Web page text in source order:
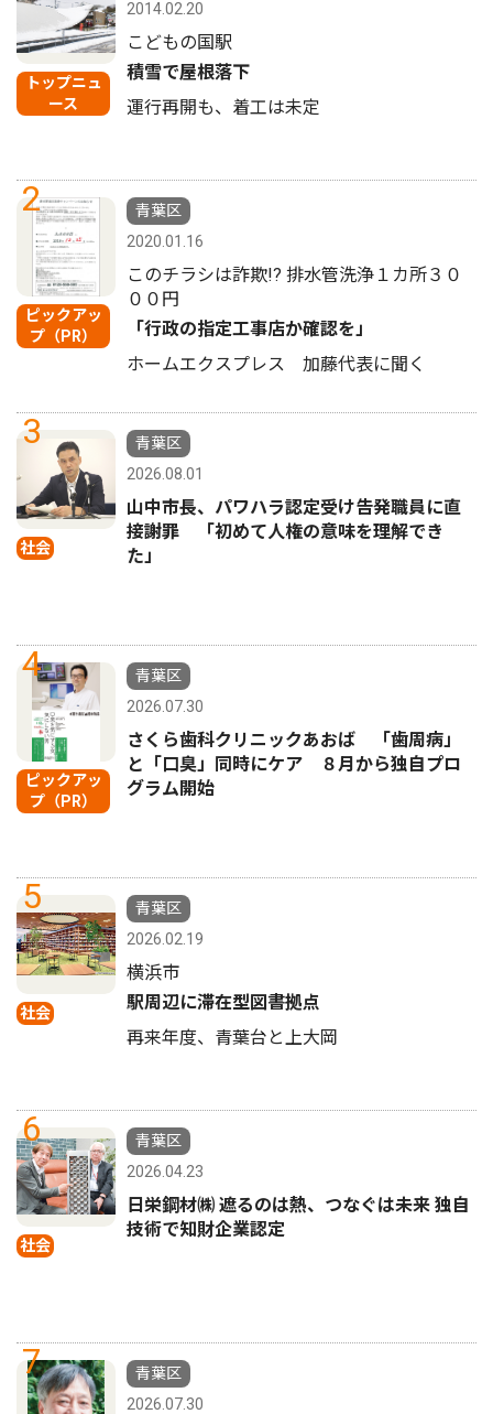
トップニュ
ース
2014.02.20
こどもの国駅
積雪で屋根落下
運行再開も、着工は未定
2
ピックアッ
プ（PR）
青葉区
2020.01.16
このチラシは詐欺!? 排水管洗浄１カ所３０
００円
「行政の指定工事店か確認を」
ホームエクスプレス 加藤代表に聞く
3
社会
青葉区
2026.08.01
山中市長、パワハラ認定受け告発職員に直
接謝罪 「初めて人権の意味を理解でき
た」
4
ピックアッ
プ（PR）
青葉区
2026.07.30
さくら歯科クリニックあおば 「歯周病」
と「口臭」同時にケア ８月から独自プロ
グラム開始
5
社会
青葉区
2026.02.19
横浜市
駅周辺に滞在型図書拠点
再来年度、青葉台と上大岡
6
社会
青葉区
2026.04.23
日栄鋼材㈱ 遮るのは熱、つなぐは未来 独自
技術で知財企業認定
7
青葉区
2026.07.30